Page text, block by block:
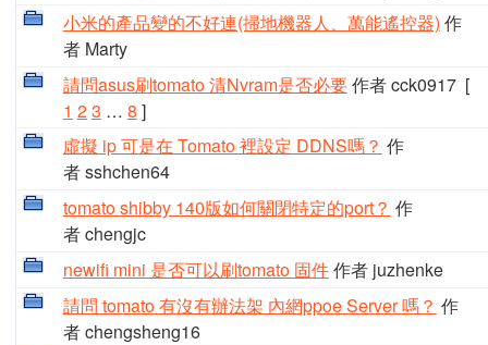
小米的產品變的不好連(掃地機器人、萬能遙控器) 作
者 Marty
請問asus刷tomato 清Nvram是否必要作者 cck0917[
1 23 … 8 ]
虛擬 ip 可是在 Tomato 裡設定 DDNS嗎？ 作
者 sshchen64
tomato shibby 140版如何關閉特定的port？ 作
者 chengjc
newifi mini 是否可以刷tomato 固件作者 juzhenke
請問 tomato 有沒有辦法架 內網ppoe Server 嗎？ 作
者 chengsheng16